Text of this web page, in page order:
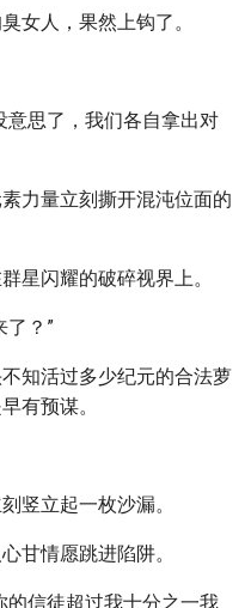
女人，果然上钩了。
意思了，我们各自拿出对
力量立刻撕开混沌位面的
星闪耀的破碎视界上。
了？”
知活过多少纪元的合法萝
有预谋。
竖立起一枚沙漏。
甘情愿跳进陷阱。
的信徒超过我十分之一我